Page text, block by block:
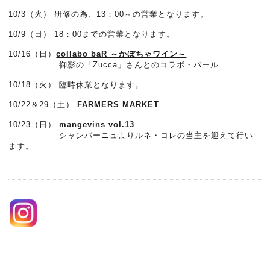
10/3（火） 研修の為、13：00～の営業となります。
10/9（日） 18：00までの営業となります。
10/16（日）collabo baR ～かぼちゃワイン～
御影の「Zucca」さんとのコラボ・バール
10/18（火） 臨時休業となります。
10/22＆29（土） FARMERS MARKET
10/23（日）mangevins vol.13
シャンパーニュよりルネ・コレの当主を迎えて行い
ます。